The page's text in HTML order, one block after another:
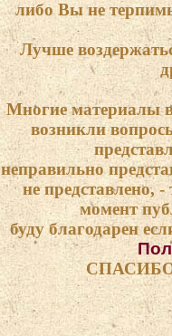
либо Вы не
Лучше
Многие материалы
возникли
неправильно
не представлено,
момент
буду благодарен